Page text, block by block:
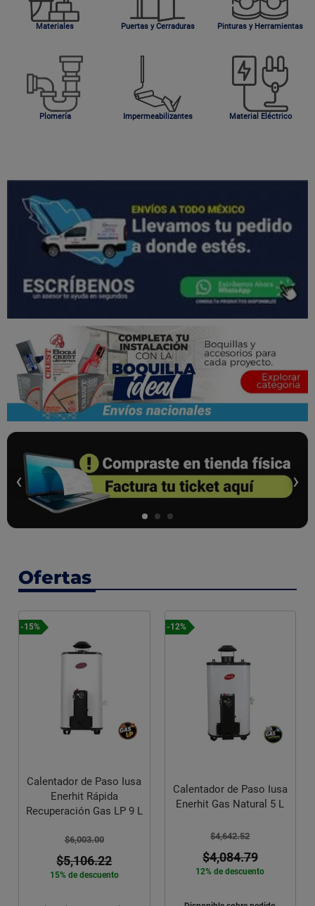
Materiales Puertas y Cerraduras Pinturas y Herramientas
Plomería Impermeabilizantes Material Eléctrico
‹ ›
Ofertas
-15%
Calentador de Paso Iusa
Enerhit Rápida
Recuperación Gas LP 9 L
$6,003.00
$5,106.22
15% de descuento
-12%
Calentador de Paso Iusa
Enerhit Gas Natural 5 L
$4,642.52
$4,084.79
12% de descuento